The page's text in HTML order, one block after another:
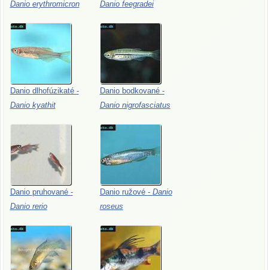
Danio erythromicron Danio feegradei
Danio dlhofúzikaté -
Danio kyathit
Danio bodkované -
Danio nigrofasciatus
Danio pruhované -
Danio rerio
Danio ružové - Danio
roseus